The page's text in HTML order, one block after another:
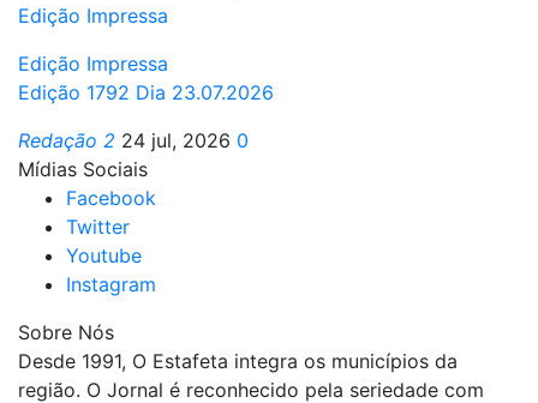
Edição Impressa
Edição Impressa
Edição 1792 Dia 23.07.2026
Redação 2 24 jul, 2026 0
Mídias Sociais
Facebook
Twitter
Youtube
Instagram
Sobre Nós
Desde 1991, O Estafeta integra os municípios da
região. O Jornal é reconhecido pela seriedade com